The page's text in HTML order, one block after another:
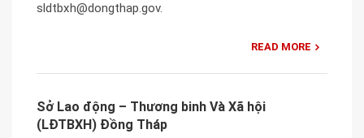
sldtbxh@dongthap.gov.
READ MORE
Sở Lao động – Thương binh Và Xã hội
(LĐTBXH) Đồng Tháp